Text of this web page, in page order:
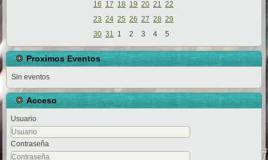
16 17 18 19 20 21 22
23 24 25 26 27 28 29
30 31 1 2 3 4 5
Proximos Eventos
Sin eventos
Acceso
Usuario
Contraseña